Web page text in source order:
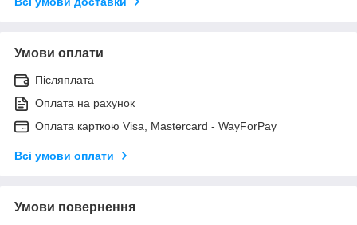
Умови оплати
Післяплата
Оплата на рахунок
Оплата карткою Visa, Mastercard - WayForPay
Всі умови оплати
Умови повернення